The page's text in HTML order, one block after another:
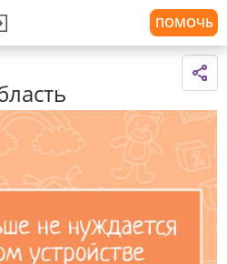
ПОМОЧЬ